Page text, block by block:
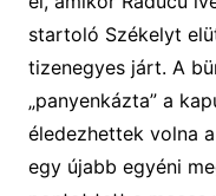
startoló Székelyt
tizenegyes járt. A
„panyenkázta” a
éledezhettek volna
egy újabb egyéni